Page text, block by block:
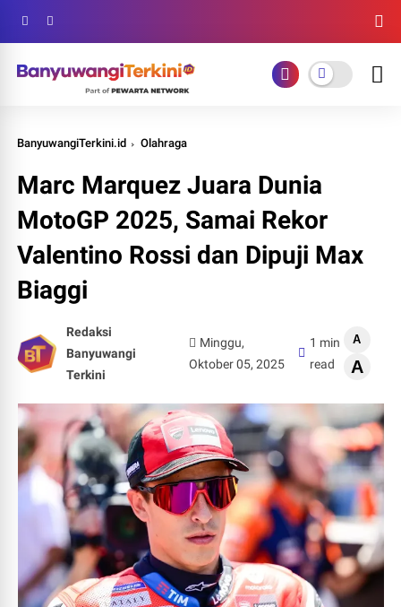
BanyuwangiTerkini.id Olahraga
Marc Marquez Juara Dunia
MotoGP 2025, Samai Rekor
Valentino Rossi dan Dipuji Max
Biaggi
Redaksi
Banyuwangi
Terkini
Minggu,
Oktober 05, 2025
1 min
read
A
A